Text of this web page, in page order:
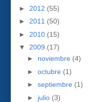
► 2012 (55)
► 2011 (50)
► 2010 (15)
▼ 2009 (17)
► noviembre (4)
► octubre (1)
► septiembre (1)
► julio (3)